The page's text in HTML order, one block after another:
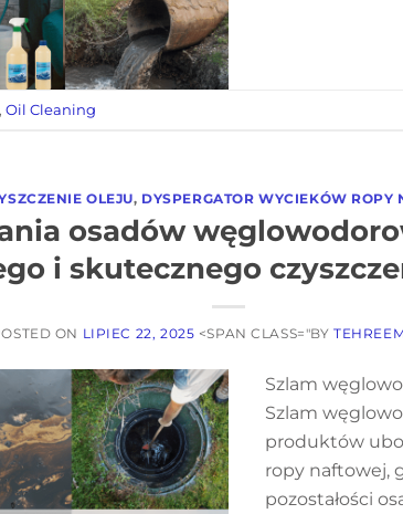
, Oil Cleaning
OLEJU, DYSPERGATOR WYCIEKÓW ROPY
osadów
i skutecznego
ON LIPIEC 22, 2025 <SPAN CLASS="BY
Szlam
Szlam
produktów
ropy naftowej,
pozostałości